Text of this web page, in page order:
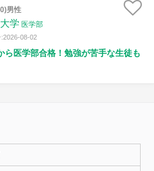
男性
学 医学部
08-02
ら医学部合格！勉強が苦手な生徒も